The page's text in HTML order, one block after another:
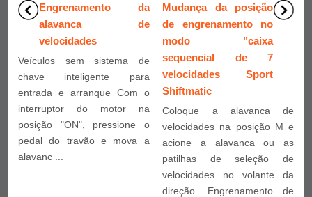
Engrenamento da
alavanca de
velocidades
Veículos sem sistema de
chave inteligente para
entrada e arranque Com o
interruptor do motor na
posição "ON", pressione o
pedal do travão e mova a
alavanc ...
Mudança da posição
de engrenamento no
modo "caixa
sequencial de 7
velocidades Sport
Shiftmatic
Coloque a alavanca de
velocidades na posição M e
acione a alavanca ou as
patilhas de seleção de
velocidades no volante da
direção. Engrenamento de